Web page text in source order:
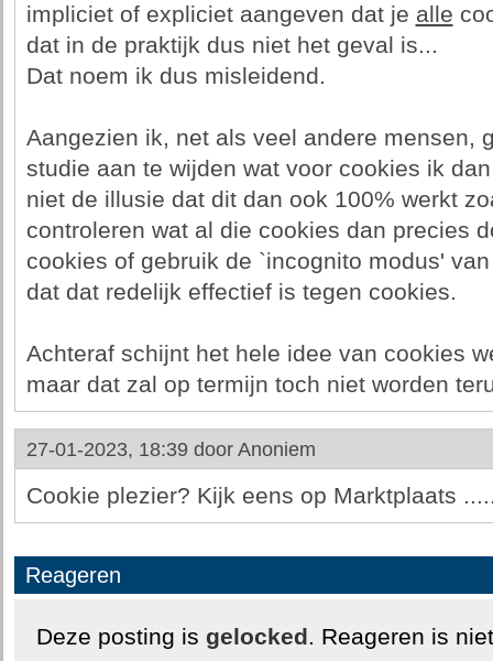
impliciet of expliciet aangeven dat je alle
dat in de praktijk dus niet het geval is...
Dat noem ik dus misleidend.
Aangezien ik, net als veel andere mensen,
studie aan te wijden wat voor cookies ik
niet de illusie dat dit dan ook 100% werkt
controleren wat al die cookies dan precies
cookies of gebruik de `incognito modus'
dat dat redelijk effectief is tegen cookies.
Achteraf schijnt het hele idee van cookies
maar dat zal op termijn toch niet worden
27-01-2023, 18:39 door Anoniem
Cookie plezier? Kijk eens op Marktplaats
Reageren
Deze posting is gelocked. Reageren is